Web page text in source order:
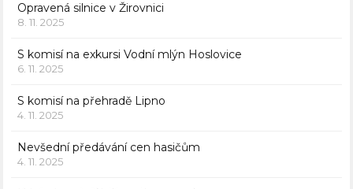
Opravená silnice v Žirovnici
8. 11. 2025
S komisí na exkursi Vodní mlýn Hoslovice
6. 11. 2025
S komisí na přehradě Lipno
4. 11. 2025
Nevšední předávání cen hasičům
4. 11. 2025